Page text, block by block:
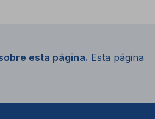
esta página. Esta página